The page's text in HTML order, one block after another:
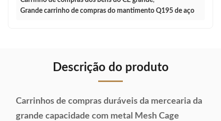
Grande carrinho de compras do mantimento Q195 de aço
Descrição do produto
Carrinhos de compras duráveis da mercearia da
grande capacidade com metal Mesh Cage